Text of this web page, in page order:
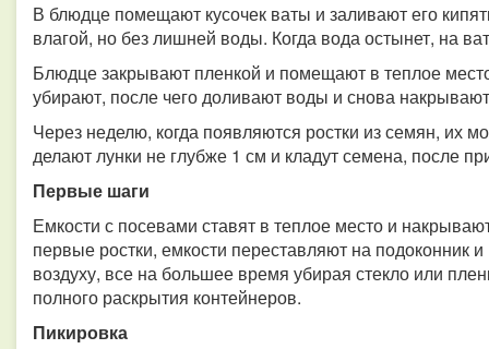
В блюдце помещают кусочек ваты и заливают его
влагой, но без лишней воды. Когда вода остынет, на
Блюдце закрывают пленкой и помещают в теплое
убирают, после чего доливают воды и снова
Через неделю, когда появляются ростки из семян, их
делают лунки не глубже 1 см и кладут семена, после
Первые шаги
Емкости с посевами ставят в теплое место и
первые ростки, емкости переставляют на подоконник
воздуху, все на большее время убирая стекло или
полного раскрытия контейнеров.
Пикировка